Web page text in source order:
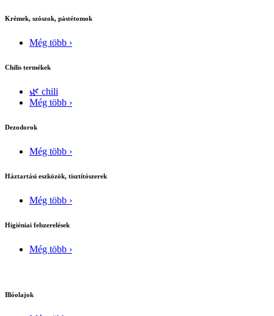
Krémek, szószok, pástétomok
Még több ›
Chilis termékek
🌿 chili
Még több ›
Dezodorok
Még több ›
Háztartási eszközök, tisztítószerek
Még több ›
Higiéniai felszerelések
Még több ›
Illóolajok